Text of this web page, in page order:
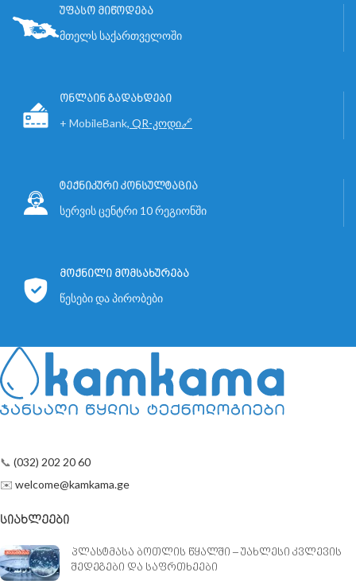
უფასო მიწოდება
მთელს საქართველოში
ონლაინ გადახდები
+ MobileBank, QR-კოდი🔗
ტექნიკური კონსულტაცია
სერვის ცენტრი 10 რეგიონში
მოქნილი მომსახურება
წესები და პირობები
📞 (032) 202 20 60
✉️ welcome@kamkama.ge
ᲡᲘᲐᲮᲚᲔᲔᲑᲘ
პლასტმასა ბოთლის წყალში – უახლესი კვლევის
შედეგები და საფრთხეები